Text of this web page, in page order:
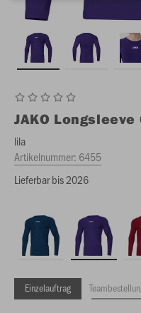
JAKO Longsleeve
lila
Artikelnummer: 6455
Lieferbar bis 2026
Einzelauftrag